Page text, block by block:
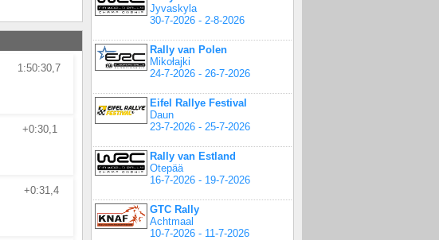
1:50:30,7
+0:30,1
+0:31,4
Jyvaskyla
30-7-2026 - 2-8-2026
Rally van Polen
Mikołajki
24-7-2026 - 26-7-2026
Eifel Rallye Festival
Daun
23-7-2026 - 25-7-2026
Rally van Estland
Otepää
16-7-2026 - 19-7-2026
GTC Rally
Achtmaal
10-7-2026 - 11-7-2026